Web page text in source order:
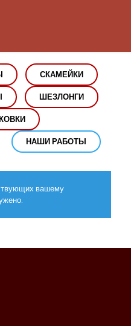
СКАМЕЙКИ
ШЕЗЛОНГИ
НАШИ РАБОТЫ
вашему